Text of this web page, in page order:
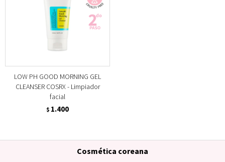
LOW PH GOOD MORNING GEL
CLEANSER COSRX - Limpiador
facial
$ 1.400
Cosmética coreana